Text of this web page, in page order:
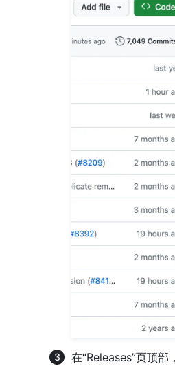
在“Releases”页顶部